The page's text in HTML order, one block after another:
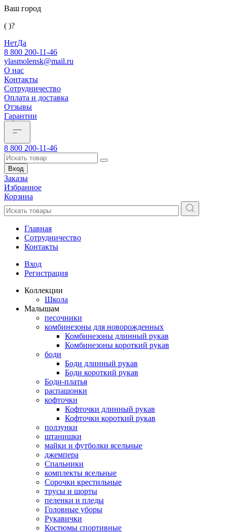
Ваш город
( )?
НетДа
8 800 200-11-46
ylasmolensk@mail.ru
О нас
Контакты
Сотрудничество
Оплата и доставка
Отзывы
Гарантии
8 800 200-11-46
Вход
Заказы
Избранное
Корзина
Главная
Сотрудничество
Контакты
Вход
Регистрация
Коллекции
Школа
Малышам
песочники
комбинезоны для новорожденных
Комбинезоны длинный рукав
Комбинезоны короткий рукав
боди
Боди длинный рукав
Боди короткий рукав
Боди-платья
распашонки
кофточки
Кофточки длинный рукав
Кофточки короткий рукав
ползунки
штанишки
майки и футболки ясельные
джемпера
Спальники
комплекты ясельные
Сорочки крестильные
трусы и шорты
пеленки и пледы
Головные уборы
Рукавички
Костюмы спортивные